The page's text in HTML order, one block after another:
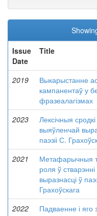
Issue
Date
Title
2019
Выкарыстанне
кампанентаў у
фразеалагізмах
2023
Лексічныя
выяўленчай
паэзіі С.
2021
Метафарычныя
роля ў
выразнасці ў
Грахоўскага
2022
Падваенне і яго